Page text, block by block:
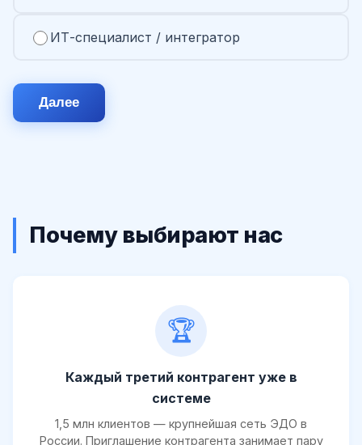
ИТ-специалист / интегратор
Далее
Почему выбирают нас
🏆
Каждый третий контрагент уже в
системе
1,5 млн клиентов — крупнейшая сеть ЭДО в
России. Приглашение контрагента занимает пару